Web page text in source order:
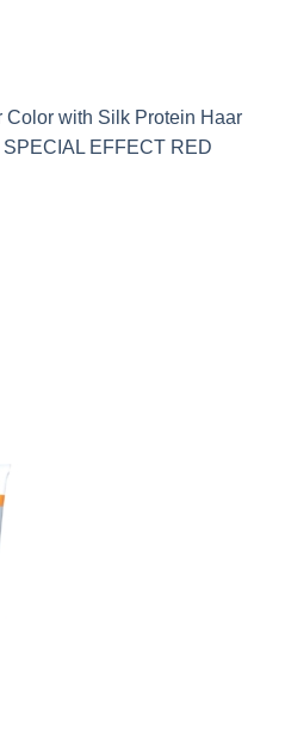
with Silk Protein Haar
EFFECT RED